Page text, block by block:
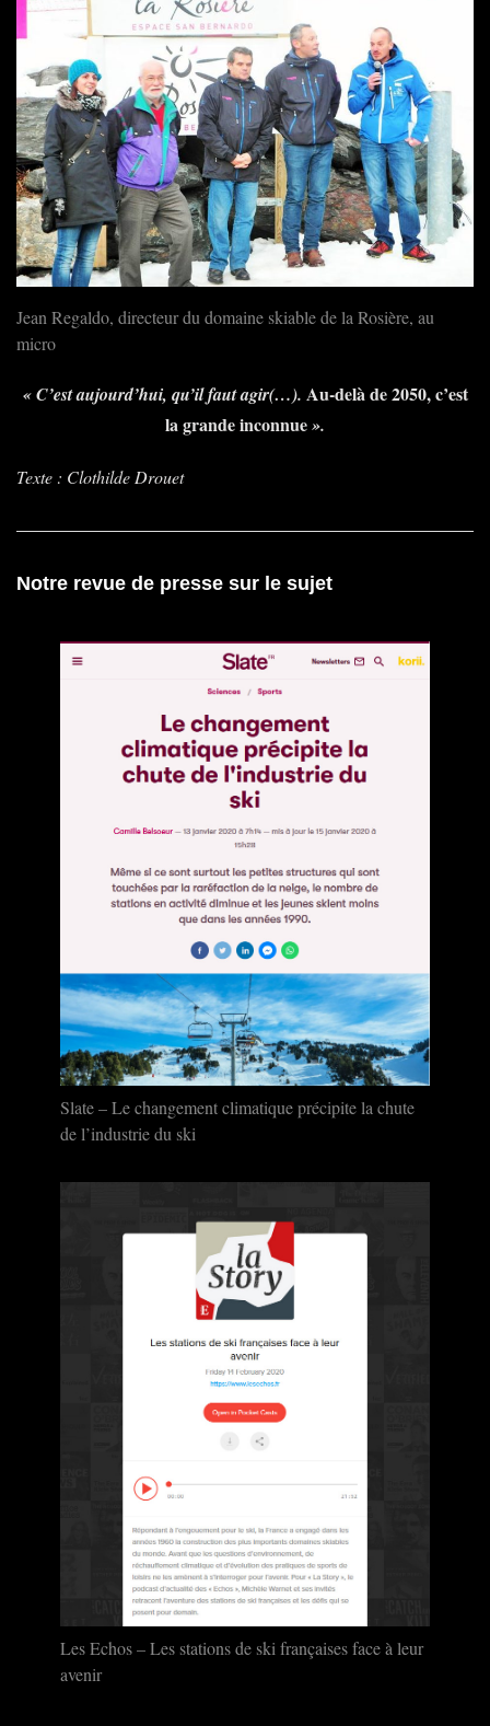
Jean Regaldo, directeur du domaine skiable de la Rosière, au
micro
« C’est aujourd’hui, qu’il faut agir(…). Au-delà de 2050, c’est
la grande inconnue».
Texte : Clothilde Drouet
Notre revue de presse sur le sujet
Slate – Le changement climatique précipite la chute
de l’industrie du ski
Les Echos – Les stations de ski françaises face à leur
avenir